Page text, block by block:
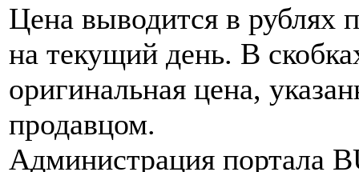
Цена выводится в рублях
на текущий день. В
оригинальная цена,
продавцом.
Администрация портала